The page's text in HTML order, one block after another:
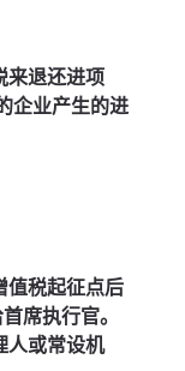
来退还进项
企业产生的进
值税起征点后
席执行官。
人或常设机